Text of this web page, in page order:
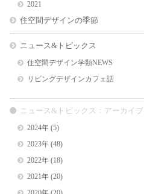
2021
住空間デザインの季節
ニュース&トピックス
住空間デザイン学類NEWS
リビングデザインカフェ話
ニュース&トピックス：アーカイブ
2024年(5)
2023年(48)
2022年(18)
2021年(20)